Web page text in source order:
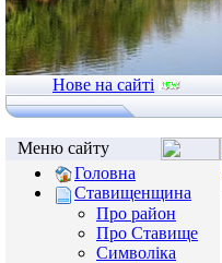
Нове на сайті
Меню сайту
Головна
Ставищенщина
Про район
Про Ставище
Символіка